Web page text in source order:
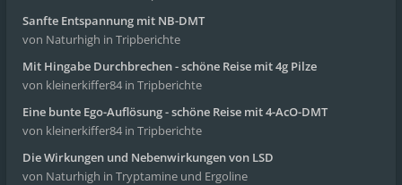
Sanfte Entspannung mit NB-DMT
von Naturhigh in Tripberichte
Mit Hingabe Durchbrechen - schöne Reise mit 4g Pilze
von kleinerkiffer84 in Tripberichte
Eine bunte Ego-Auflösung - schöne Reise mit 4-AcO-DMT
von kleinerkiffer84 in Tripberichte
Die Wirkungen und Nebenwirkungen von LSD
von Naturhigh in Tryptamine und Ergoline